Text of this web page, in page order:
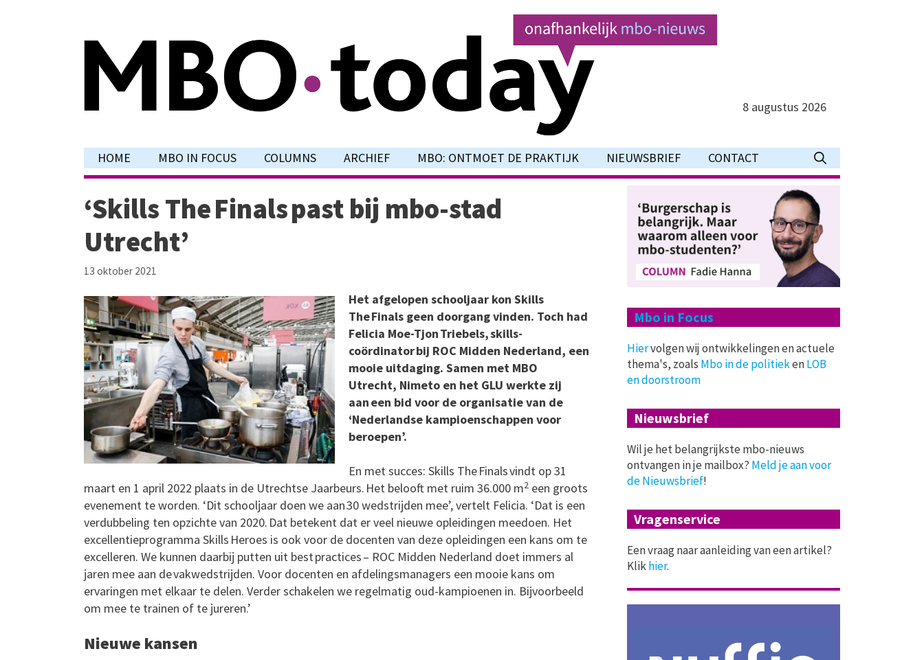
8 augustus 2026
HOME MBO IN FOCUS COLUMNS ARCHIEF MBO: ONTMOET DE PRAKTIJK NIEUWSBRIEF CONTACT
‘Skills The Finals past bij mbo-stad
Utrecht’
13 oktober 2021
Het afgelopen schooljaar kon Skills
The Finals geen doorgang vinden. Toch had
Felicia Moe-Tjon Triebels, skills-
coördinator bij ROC Midden Nederland, een
mooie uitdaging. Samen met MBO
Utrecht, Nimeto en het GLU werkte zij
aan een bid voor de organisatie van de
‘Nederlandse kampioenschappen voor
beroepen’.
En met succes: Skills The Finals vindt op 31
maart en 1 april 2022 plaats in de Utrechtse Jaarbeurs. Het belooft met ruim 36.000 m2 een groots
evenement te worden. ‘Dit schooljaar doen we aan 30 wedstrijden mee’, vertelt Felicia. ‘Dat is een
verdubbeling ten opzichte van 2020. Dat betekent dat er veel nieuwe opleidingen meedoen. Het
excellentieprogramma Skills Heroes is ook voor de docenten van deze opleidingen een kans om te
excelleren. We kunnen daarbij putten uit best practices – ROC Midden Nederland doet immers al
jaren mee aan de vakwedstrijden. Voor docenten en afdelingsmanagers een mooie kans om
ervaringen met elkaar te delen. Verder schakelen we regelmatig oud-kampioenen in. Bijvoorbeeld
om mee te trainen of te jureren.’
Nieuwe kansen
Mbo in Focus
Hiervolgen wij ontwikkelingen en actuele
thema's, zoals Mbo in de politiekenLOB
en doorstroom
Nieuwsbrief
Wil je het belangrijkste mbo-nieuws
ontvangen in je mailbox? Meld je aan voor
de Nieuwsbrief!
Vragenservice
Een vraag naar aanleiding van een artikel?
Klikhier.